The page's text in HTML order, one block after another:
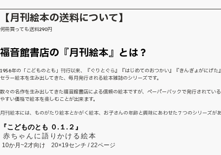
【月刊絵本の送料について】
何冊買っても送料290円
福音館書店の『月刊絵本』とは？
1956年の「こどものとも」刊行以来、『ぐりとぐら』『はじめてのおつかい』『きんぎょがにげた
セラー絵本を生み出してきた、毎月発行される絵本雑誌のシリーズです。
数々の名作を生み出してきた福音館書店による信頼の絵本ですが、ペーパーバックで発行されてい
やすい価格で絵本を楽しむことが出来ます。
月刊絵本には、ものがたり絵本とかがく絵本、お子さんの年齢と興味にあわせた７つのシリーズが
『こどものとも ０.１.２』
赤ちゃんに語りかける絵本
10か月~2才向け 20×19センチ / 22ページ